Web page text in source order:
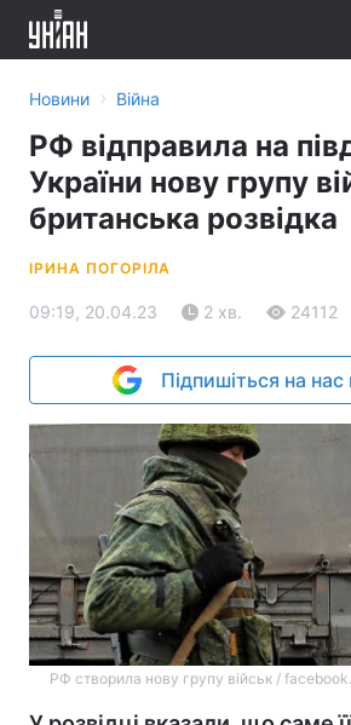
Новини › Війна
РФ відправила на
України нову групу
британська розвідка
ІРИНА ПОГОРІЛА
09:19, 20.04.23 2 хв. 24112
Підпишіться на
РФ створила нову групу військ /